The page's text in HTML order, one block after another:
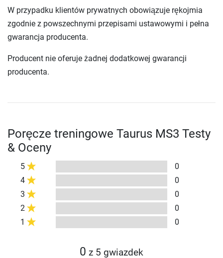
W przypadku klientów prywatnych obowiązuje rękojmia
zgodnie z powszechnymi przepisami ustawowymi i pełna
gwarancja producenta.
Producent nie oferuje żadnej dodatkowej gwarancji
producenta.
Poręcze treningowe Taurus MS3 Testy
& Oceny
5
0
4
0
3
0
2
0
1
0
0 z 5 gwiazdek